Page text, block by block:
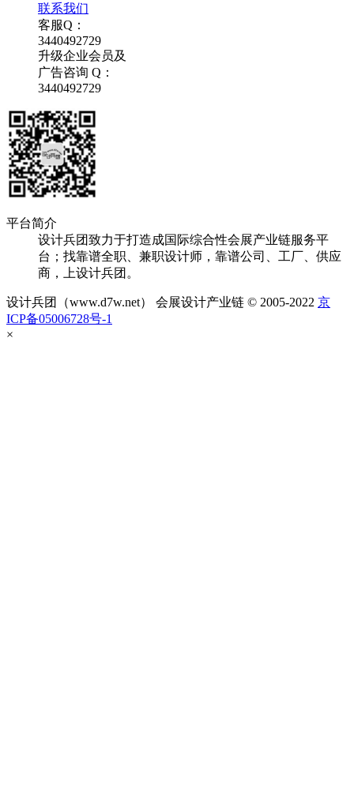
联系我们
客服Q：
3440492729
升级企业会员及
广告咨询 Q：
3440492729
平台简介
设计兵团致力于打造成国际综合性会展产业链服务平
台；找靠谱全职、兼职设计师，靠谱公司、工厂、供应
商，上设计兵团。
设计兵团（www.d7w.net） 会展设计产业链 © 2005-2022 京
ICP备05006728号-1
×